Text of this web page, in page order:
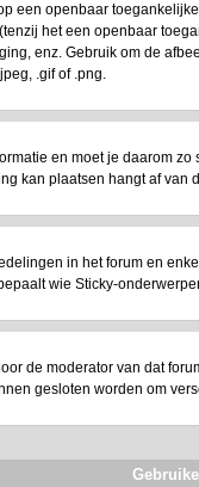
een openbaar
het een openbaar
enz. Gebruik om de
.gif of .png.
en moet je daarom
kan plaatsen hangt af
in het forum en
wie Sticky-
de moderator van dat
gesloten worden om